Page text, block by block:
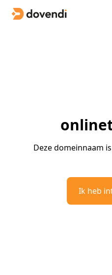
Deze domeinnaam
Ik heb